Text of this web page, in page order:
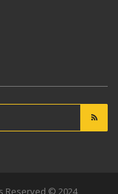
Reserved © 2024